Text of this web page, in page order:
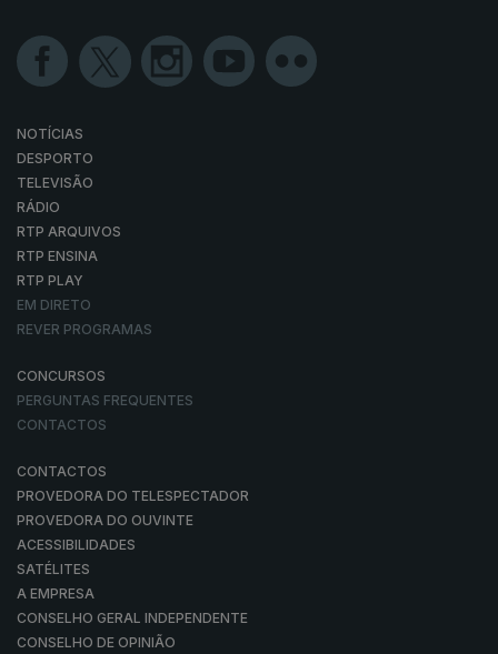
NOTÍCIAS
DESPORTO
TELEVISÃO
RÁDIO
RTP ARQUIVOS
RTP ENSINA
RTP PLAY
EM DIRETO
REVER PROGRAMAS
CONCURSOS
PERGUNTAS FREQUENTES
CONTACTOS
CONTACTOS
PROVEDORA DO TELESPECTADOR
PROVEDORA DO OUVINTE
ACESSIBILIDADES
SATÉLITES
A EMPRESA
CONSELHO GERAL INDEPENDENTE
CONSELHO DE OPINIÃO